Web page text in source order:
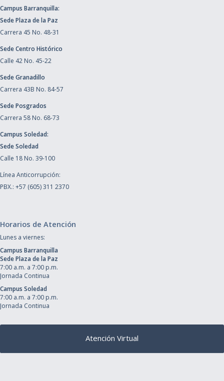
Campus Barranquilla:
Sede Plaza de la Paz
Carrera 45 No. 48-31
Sede Centro Histórico
Calle 42 No. 45-22
Sede Granadillo
Carrera 43B No. 84-57
Sede Posgrados
Carrera 58 No. 68-73
Campus Soledad:
Sede Soledad
Calle 18 No. 39-100
Línea Anticorrupción:
PBX.: +57 (605) 311 2370
Horarios de Atención
Lunes a viernes:
Campus Barranquilla
Sede Plaza de la Paz
7:00 a.m. a 7:00 p.m.
Jornada Continua
Campus Soledad
7:00 a.m. a 7:00 p.m.
Jornada Continua
Atención Virtual